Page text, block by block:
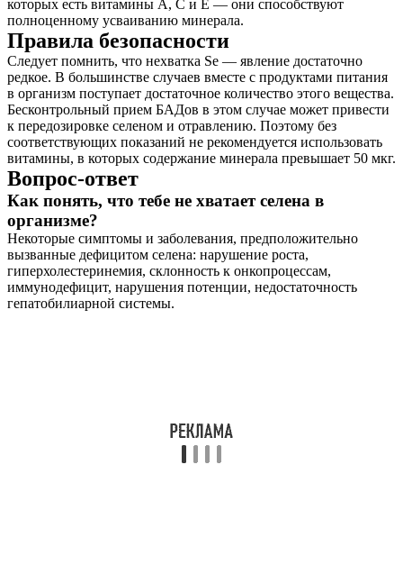
которых есть витамины A, C и E — они способствуют
полноценному усваиванию минерала.
Правила безопасности
Следует помнить, что нехватка Se — явление достаточно
редкое. В большинстве случаев вместе с продуктами питания
в организм поступает достаточное количество этого вещества.
Бесконтрольный прием БАДов в этом случае может привести
к передозировке селеном и отравлению. Поэтому без
соответствующих показаний не рекомендуется использовать
витамины, в которых содержание минерала превышает 50 мкг.
Вопрос-ответ
Как понять, что тебе не хватает селена в
организме?
Некоторые симптомы и заболевания, предположительно
вызванные дефицитом селена: нарушение роста,
гиперхолестеринемия, склонность к онкопроцессам,
иммунодефицит, нарушения потенции, недостаточность
гепатобилиарной системы.